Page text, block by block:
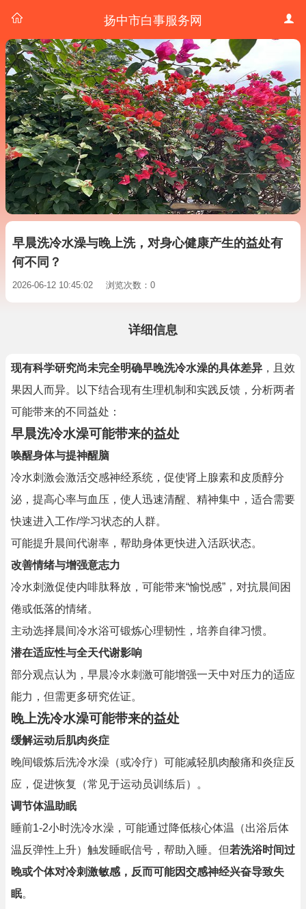
扬中市白事服务网
早晨洗冷水澡与晚上洗，对身心健康产生的益处有
何不同？
2026-06-12 10:45:02 浏览次数：0
详细信息
现有科学研究尚未完全明确早晚洗冷水澡的具体差异 ，且效
果因人而异。以下结合现有生理机制和实践反馈，分析两者
可能带来的不同益处：
早晨洗冷水澡可能带来的益处
唤醒身体与提神醒脑
冷水刺激会激活交感神经系统，促使肾上腺素和皮质醇分
泌，提高心率与血压，使人迅速清醒、精神集中，适合需要
快速进入工作/学习状态的人群。
可能提升晨间代谢率，帮助身体更快进入活跃状态。
改善情绪与增强意志力
冷水刺激促使内啡肽释放，可能带来“愉悦感”，对抗晨间困
倦或低落的情绪。
主动选择晨间冷水浴可锻炼心理韧性，培养自律习惯。
潜在适应性与全天代谢影响
部分观点认为，早晨冷水刺激可能增强一天中对压力的适应
能力，但需更多研究佐证。
晚上洗冷水澡可能带来的益处
缓解运动后肌肉炎症
晚间锻炼后洗冷水澡（或冷疗）可能减轻肌肉酸痛和炎症反
应，促进恢复（常见于运动员训练后）。
调节体温助眠
睡前1-2小时洗冷水澡，可能通过降低核心体温（出浴后体
温反弹性上升）触发睡眠信号，帮助入睡。但若洗浴时间过
晚或个体对冷刺激敏感，反而可能因交感神经兴奋导致失
眠。